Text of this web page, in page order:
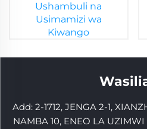
Ushambuli na
Usimamizi wa
Kiwango
Add: 2-1712, JENGA 2-1,
NAMBA 10, ENEO LA